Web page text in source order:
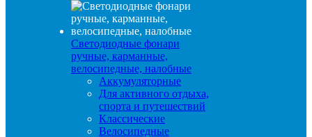
Светодиодные фонари
ручные, карманные,
велосипедные, налобные
Аккумуляторные
Для активного отдыха,
спорта и путешествий
Классические
Велосипедные